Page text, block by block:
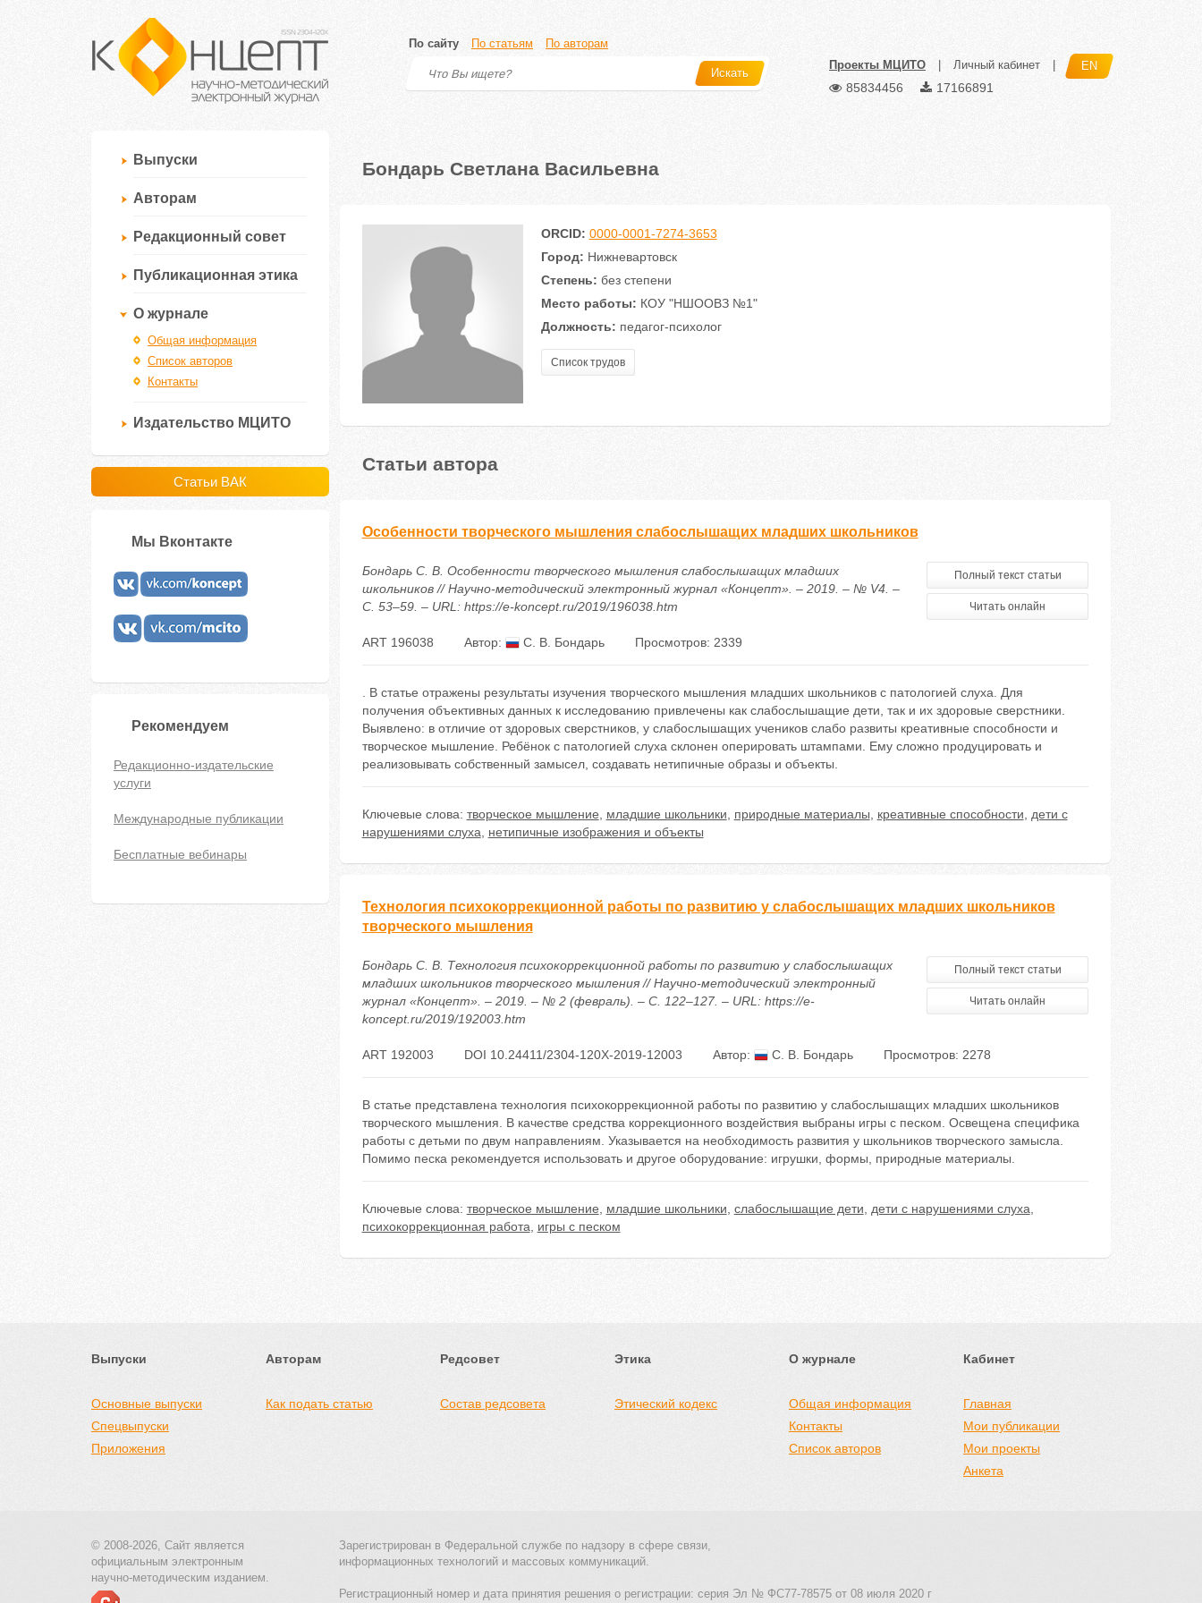
По сайту По статьям По авторам
Искать
Проекты МЦИТО Личный кабинет EN
85834456 17166891
Выпуски
Авторам
Редакционный совет
Публикационная этика
О журнале
Общая информация
Список авторов
Контакты
Издательство МЦИТО
Статьи ВАК
Мы Вконтакте
Рекомендуем
Редакционно-издательские
услуги
Международные публикации
Бесплатные вебинары
Бондарь Светлана Васильевна
ORCID: 0000-0001-7274-3653
Город: Нижневартовск
Степень: без степени
Место работы: КОУ "НШООВЗ №1"
Должность: педагог-психолог
Список трудов
Статьи автора
Особенности творческого мышления слабослышащих младших школьников
Бондарь С. В. Особенности творческого мышления слабослышащих младших
школьников // Научно-методический электронный журнал «Концепт». – 2019. – № V4. –
С. 53–59. – URL: https://e-koncept.ru/2019/196038.htm
Полный текст статьи
Читать онлайн
ART 196038 Автор: С. В. Бондарь Просмотров: 2339
. В статье отражены результаты изучения творческого мышления младших школьников с патологией слуха. Для
получения объективных данных к исследованию привлечены как слабослышащие дети, так и их здоровые сверстники.
Выявлено: в отличие от здоровых сверстников, у слабослышащих учеников слабо развиты креативные способности и
творческое мышление. Ребёнок с патологией слуха склонен оперировать штампами. Ему сложно продуцировать и
реализовывать собственный замысел, создавать нетипичные образы и объекты.
Ключевые слова: творческое мышление младшие школьники природные материалы креативные способности
дети с
нарушениями слуха
нетипичные изображения и объекты
Технология психокоррекционной работы по развитию у слабослышащих младших школьников
творческого мышления
Бондарь С. В. Технология психокоррекционной работы по развитию у слабослышащих
младших школьников творческого мышления // Научно-методический электронный
журнал «Концепт». – 2019. – № 2 (февраль). – С. 122–127. – URL: https://e-
koncept.ru/2019/192003.htm
Полный текст статьи
Читать онлайн
ART 192003 DOI 10.24411/2304-120X-2019-12003 Автор: С. В. Бондарь Просмотров: 2278
В статье представлена технология психокоррекционной работы по развитию у слабослышащих младших школьников
творческого мышления. В качестве средства коррекционного воздействия выбраны игры с песком. Освещена специфика
работы с детьми по двум направлениям. Указывается на необходимость развития у школьников творческого замысла.
Помимо песка рекомендуется использовать и другое оборудование: игрушки, формы, природные материалы.
Ключевые слова: творческое мышление младшие школьники слабослышащие дети дети с нарушениями слуха
психокоррекционная работа
игры с песком
Выпуски
Основные выпуски
Спецвыпуски
Приложения
Авторам
Как подать статью
Редсовет
Состав редсовета
Этика
Этический кодекс
О журнале
Общая информация
Контакты
Список авторов
Кабинет
Главная
Мои публикации
Мои проекты
Анкета
© 2008-2026, Сайт является
официальным электронным
научно-методическим изданием.
Зарегистрирован в Федеральной службе по надзору в сфере связи,
информационных технологий и массовых коммуникаций.
Регистрационный номер и дата принятия решения о регистрации: серия Эл № ФС77-78575 от 08 июля 2020 г